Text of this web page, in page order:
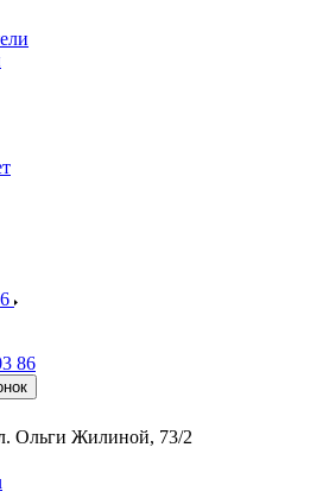
86
Ольги Жилиной, 73/2